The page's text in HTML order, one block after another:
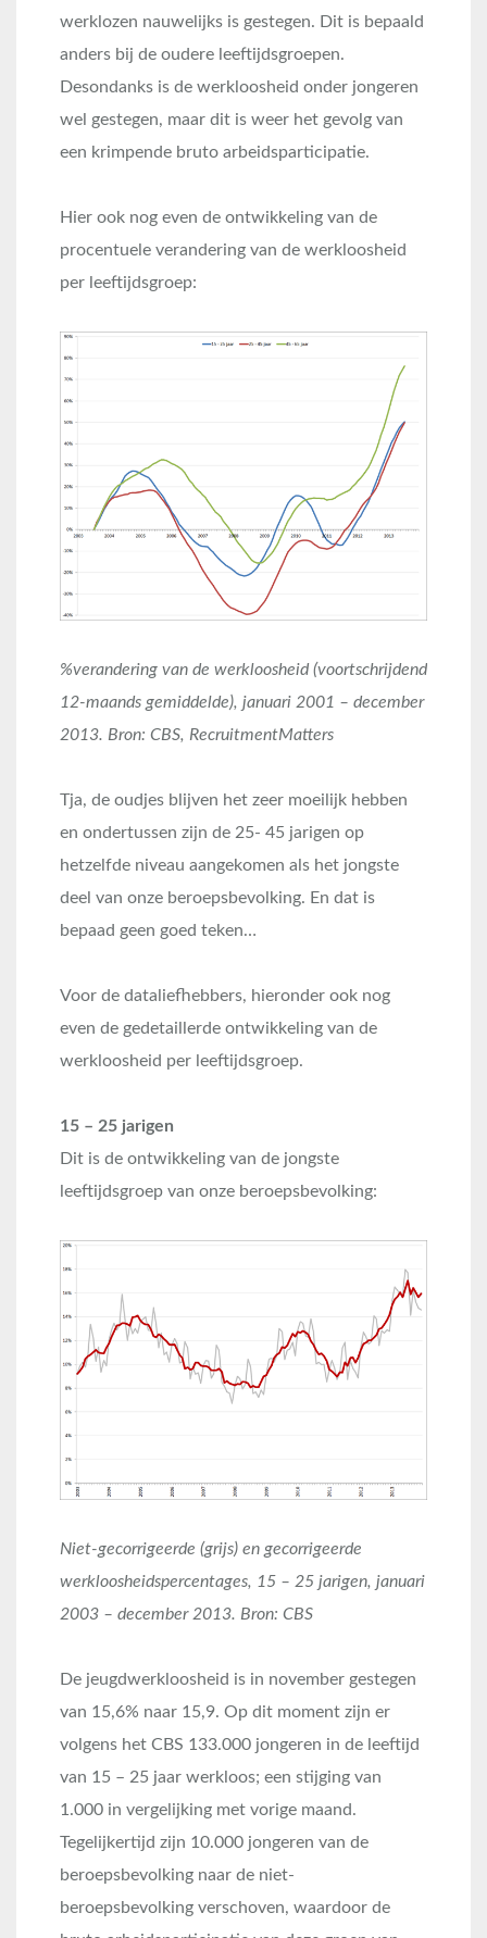
werklozen nauwelijks is gestegen. Dit is bepaald
anders bij de oudere leeftijdsgroepen.
Desondanks is de werkloosheid onder jongeren
wel gestegen, maar dit is weer het gevolg van
een krimpende bruto arbeidsparticipatie.
Hier ook nog even de ontwikkeling van de
procentuele verandering van de werkloosheid
per leeftijdsgroep:
%verandering van de werkloosheid (voortschrijdend
12-maands gemiddelde), januari 2001 – december
2013. Bron: CBS, RecruitmentMatters
Tja, de oudjes blijven het zeer moeilijk hebben
en ondertussen zijn de 25- 45 jarigen op
hetzelfde niveau aangekomen als het jongste
deel van onze beroepsbevolking. En dat is
bepaad geen goed teken…
Voor de dataliefhebbers, hieronder ook nog
even de gedetaillerde ontwikkeling van de
werkloosheid per leeftijdsgroep.
15 – 25 jarigen
Dit is de ontwikkeling van de jongste
leeftijdsgroep van onze beroepsbevolking:
Niet-gecorrigeerde (grijs) en gecorrigeerde
werkloosheidspercentages, 15 – 25 jarigen, januari
2003 – december 2013. Bron: CBS
De jeugdwerkloosheid is in november gestegen
van 15,6% naar 15,9. Op dit moment zijn er
volgens het CBS 133.000 jongeren in de leeftijd
van 15 – 25 jaar werkloos; een stijging van
1.000 in vergelijking met vorige maand.
Tegelijkertijd zijn 10.000 jongeren van de
beroepsbevolking naar de niet-
beroepsbevolking verschoven, waardoor de